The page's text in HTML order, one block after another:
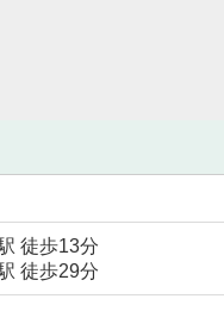
徒歩13分
徒歩29分